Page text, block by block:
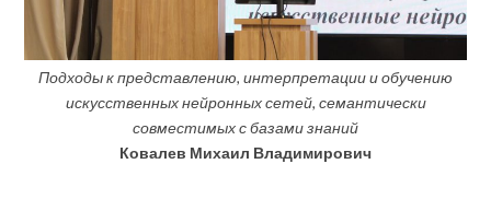
Подходы к представлению, интерпретации и обучению
искусственных нейронных сетей, семантически
совместимых с базами знаний
Ковалев Михаил Владимирович